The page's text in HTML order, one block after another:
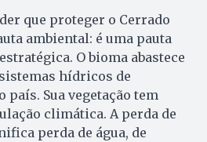
que proteger o Cerrado
ambiental: é uma pauta
O bioma abastece
hídricos de
Sua vegetação tem
climática. A perda de
perda de água, de